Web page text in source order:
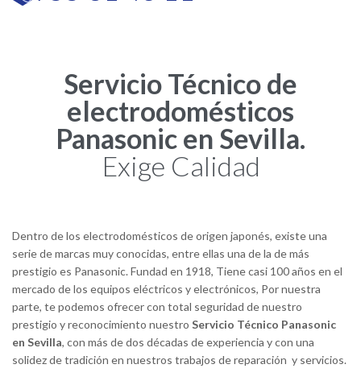
Servicio Técnico de
electrodomésticos
Panasonic en Sevilla.
Exige Calidad
Dentro de los electrodomésticos de origen japonés, existe una
serie de marcas muy conocidas, entre ellas una de la de más
prestigio es Panasonic. Fundad en 1918, Tiene casi 100 años en el
mercado de los equipos eléctricos y electrónicos, Por nuestra
parte, te podemos ofrecer con total seguridad de nuestro
prestigio y reconocimiento nuestro Servicio Técnico Panasonic
en Sevilla, con más de dos décadas de experiencia y con una
solidez de tradición en nuestros trabajos de reparación y servicios.